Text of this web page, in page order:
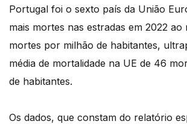
Portugal foi o sexto país da União
mais mortes nas estradas em 2022 ao
mortes por milhão de habitantes,
média de mortalidade na UE de 46
de habitantes.
Os dados, que constam do relatório